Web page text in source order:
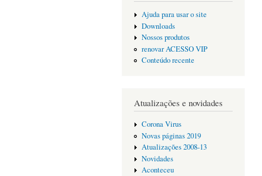
Ajuda para usar o site
Downloads
Nossos produtos
renovar ACESSO VIP
Conteúdo recente
Atualizações e novidades
Corona Virus
Novas páginas 2019
Atualizações 2008-13
Novidades
Aconteceu